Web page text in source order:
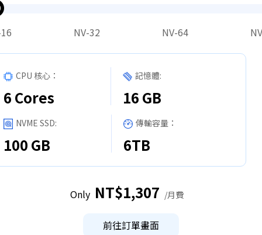
NV-32 NV-64
CPU 核心：
6 Cores
記憶體:
16 GB
NVME SSD:
100 GB
傳輸容量：
6TB
Only NT$1,307 /月費
前往訂單畫面